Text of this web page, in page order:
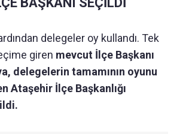
delegeler oy kullandı. Tek
giren mevcut İlçe Başkanı
delegelerin tamamının oyunu
Ataşehir İlçe Başkanlığı